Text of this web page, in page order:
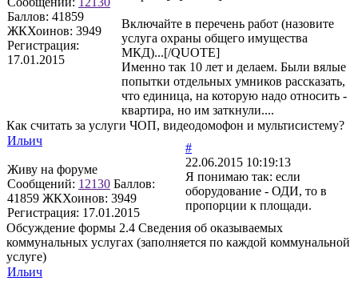
Баллов: 41859
ЖКХоинов: 3949
Регистрация:
17.01.2015
Включайте в перечень работ (назовите
услуга охраны общего имущества
МКД)...[/QUOTE]
Именно так 10 лет и делаем. Были вялые
попытки отдельных умников рассказать,
что единица, на которую надо относить -
квартира, но им заткнули....
Как считать за услуги ЧОП, видеодомофон и мультисистему?
Ильич
Живу на форуме
Сообщений: 12130 Баллов:
41859 ЖКХоинов: 3949
Регистрация: 17.01.2015
#
22.06.2015 10:19:13
Я понимаю так: если
оборудование - ОДИ, то в
пропорции к площади.
Обсуждение формы 2.4 Сведения об оказываемых
коммунальных услугах (заполняется по каждой коммунальной
услуге)
Ильич